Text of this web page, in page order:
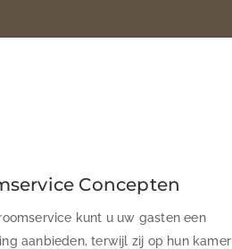
Concepten
kunt u uw gasten een
aanbieden, terwijl zij op hun kamer